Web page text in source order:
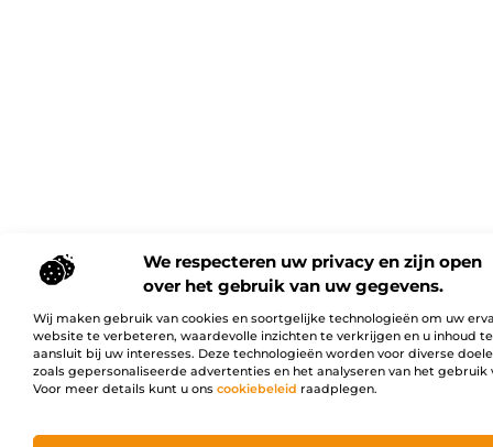
We respecteren uw privacy en zijn open
over het gebruik van uw gegevens.
Wij maken gebruik van cookies en soortgelijke technologieën om uw
website te verbeteren, waardevolle inzichten te verkrijgen en u inhoud
aansluit bij uw interesses. Deze technologieën worden voor diverse
zoals gepersonaliseerde advertenties en het analyseren van het gebruik
Voor meer details kunt u ons cookiebeleid raadplegen.